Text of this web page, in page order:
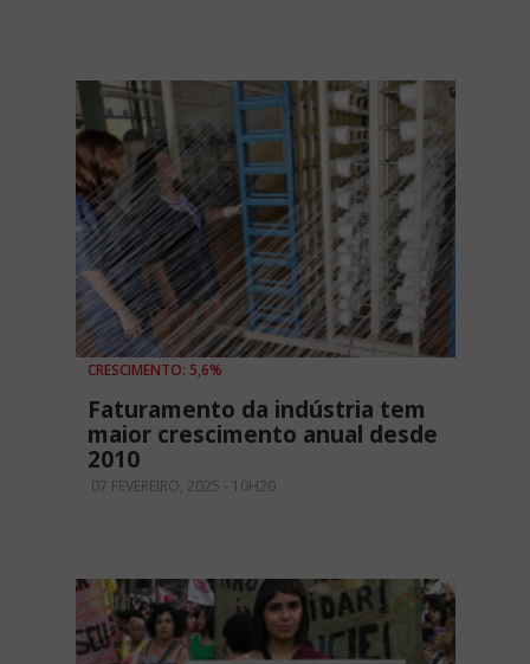
CRESCIMENTO: 5,6%
Faturamento da indústria tem
maior crescimento anual desde
2010
07 FEVEREIRO, 2025 - 10H20